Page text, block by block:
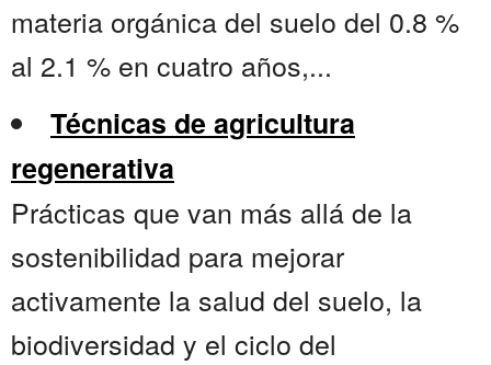
materia orgánica del suelo del 0.8 %
al 2.1 % en cuatro años,...
Técnicas de agricultura
regenerativa
Prácticas que van más allá de la
sostenibilidad para mejorar
activamente la salud del suelo, la
biodiversidad y el ciclo del